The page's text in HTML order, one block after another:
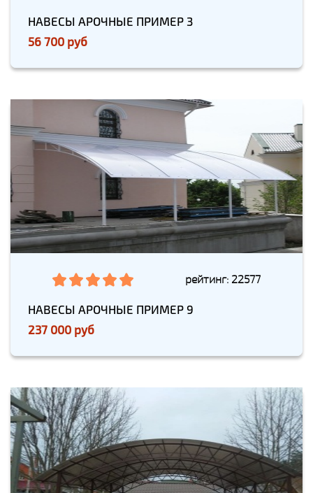
НАВЕСЫ АРОЧНЫЕ ПРИМЕР 3
56 700 руб
рейтинг: 22577
НАВЕСЫ АРОЧНЫЕ ПРИМЕР 9
237 000 руб